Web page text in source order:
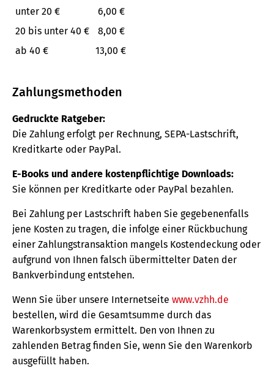
unter 20 €
6,00 €
20 bis unter 40 €
8,00 €
ab 40 €
13,00 €
Zahlungsmethoden
Gedruckte Ratgeber:
Die Zahlung erfolgt per Rechnung, SEPA-Lastschrift,
Kreditkarte oder PayPal.
E-Books und andere kostenpflichtige Downloads:
Sie können per Kreditkarte oder PayPal bezahlen.
Bei Zahlung per Lastschrift haben Sie gegebenenfalls
jene Kosten zu tragen, die infolge einer Rückbuchung
einer Zahlungstransaktion mangels Kostendeckung oder
aufgrund von Ihnen falsch übermittelter Daten der
Bankverbindung entstehen.
Wenn Sie über unsere Internetseite www.vzhh.de
bestellen, wird die Gesamtsumme durch das
Warenkorbsystem ermittelt. Den von Ihnen zu
zahlenden Betrag finden Sie, wenn Sie den Warenkorb
ausgefüllt haben.